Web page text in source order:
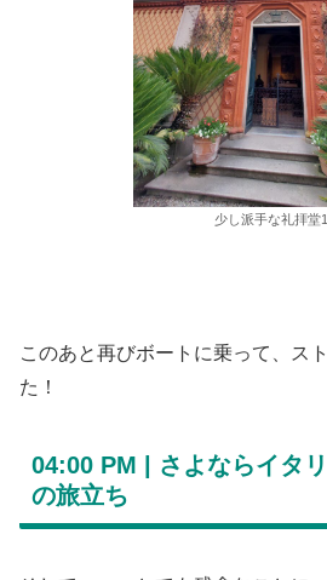
少し派手な礼拝堂1
このあと再びボートに乗って、ス
た！
04:00 PM | さよならイタ
の旅立ち